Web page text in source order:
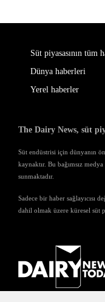
Süt piyasasının tüm
Dünya haberleri
Yerel haberler
The Dairy News, süt
Süt endüstrisi için dünyanın
kaynaktır. Bu bağımsız
sunmaktadır.
Sadece bir haber sağlayıcısı
dahil olmak üzere küresel süt